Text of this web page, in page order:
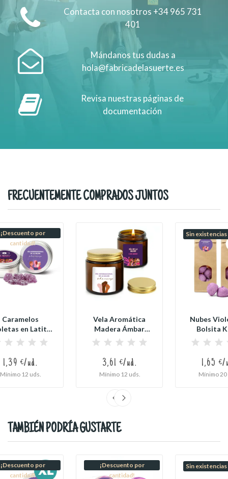
Contacta con nosotros +34 965 731
401
Mándanos tus dudas a
hola@fabricadelasuerte.es
Revisa nuestras páginas de
documentación
FRECUENTEMENTE COMPRADOS JUNTOS
¡Descuento por
cantidad!
Caramelos
en Latita
Redonda...
1,39 €/ud.
Mínimo 12 uds.
Vela Aromática
Madera Ámbar
Personalizada
para...
3,61 €/ud.
Mínimo 12 uds.
Sin existencias
Nubes
Bolsita
1,65 €/
Mínimo 20
TAMBIÉN PODRÍA GUSTARTE
¡Descuento por
cantidad!
¡Descuento por
cantidad!
Sin existencias